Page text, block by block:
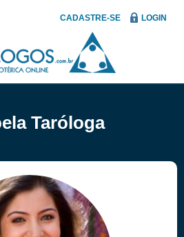
CADASTRE-SE LOGIN
Taróloga